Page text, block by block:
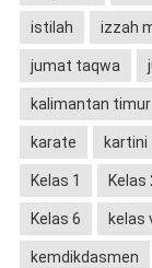
istilah izzah
jumat taqwa
kalimantan timur
karate kartini
Kelas 1 Kelas
Kelas 6 kelas
kemdikdasmen